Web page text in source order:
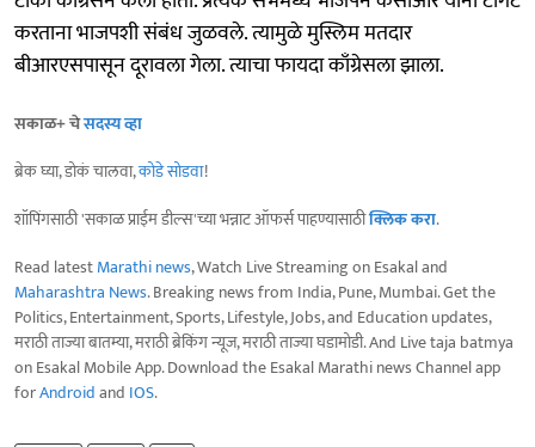
करताना भाजपशी संबंध जुळवले. त्यामुळे मुस्लिम मतदार
बीआरएसपासून दूरावला गेला. त्याचा फायदा काँग्रेसला झाला.
सकाळ+ चेसदस्य व्हा
ब्रेक घ्या, डोकं चालवा,कोडे सोडवा!
शॉपिंगसाठी 'सकाळ प्राईम डील्स'च्या भन्नाट ऑफर्स पाहण्यासाठीक्लिक करा.
Read latestMarathi news, Watch Live Streaming on Esakal and
Maharashtra News. Breaking news from India, Pune, Mumbai. Get the
Politics, Entertainment, Sports, Lifestyle, Jobs, and Education updates,
मराठी ताज्या बातम्या, मराठी ब्रेकिंग न्यूज, मराठी ताज्या घडामोडी. And Live taja batmya
on Esakal Mobile App. Download the Esakal Marathi news Channel app
forAndroidand IOS.